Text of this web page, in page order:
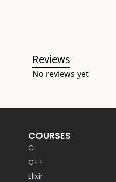
Reviews
No reviews yet
COURSES
C
C++
Elixir